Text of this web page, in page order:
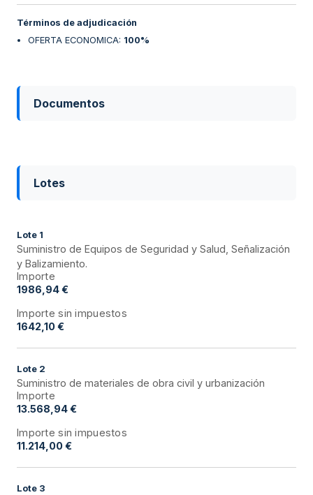
Términos de adjudicación
OFERTA ECONOMICA: 100%
Documentos
Lotes
Lote 1
Suministro de Equipos de Seguridad y Salud, Señalización
y Balizamiento.
Importe
1986,94 €
Importe sin impuestos
1642,10 €
Lote 2
Suministro de materiales de obra civil y urbanización
Importe
13.568,94 €
Importe sin impuestos
11.214,00 €
Lote 3